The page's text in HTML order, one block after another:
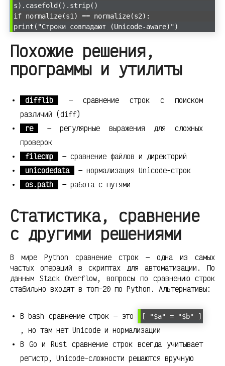
s).casefold().strip()
if normalize(s1) == normalize(s2):
print("Строки совпадают (Unicode-aware)")
Похожие решения,
программы и утилиты
difflib
— сравнение строк с поиском
различий (diff)
re
— регулярные выражения для сложных
проверок
filecmp
— сравнение файлов и директорий
unicodedata
— нормализация Unicode-строк
os.path
— работа с путями
Статистика, сравнение
с другими решениями
В мире Python сравнение строк — одна из самых
частых операций в скриптах для автоматизации. По
данным Stack Overflow, вопросы по сравнению строк
стабильно входят в топ-20 по Python. Альтернативы:
В bash сравнение строк — это [ "$a" = "$b" ]
, но там нет Unicode и нормализации
В Go и Rust сравнение строк всегда учитывает
регистр, Unicode-сложности решаются вручную